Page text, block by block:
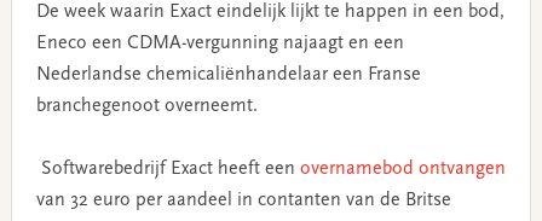
De week waarin Exact eindelijk lijkt te happen in een bod,
Eneco een CDMA-vergunning najaagt en een
Nederlandse chemicaliënhandelaar een Franse
branchegenoot overneemt.
Softwarebedrijf Exact heeft een overnamebod ontvangen
van 32 euro per aandeel in contanten van de Britse